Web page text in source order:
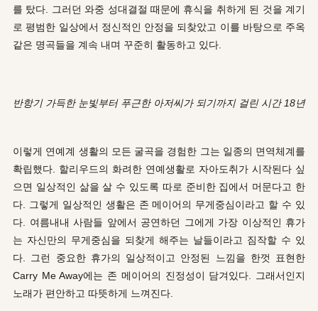
를 탔다. 그러던 와중 성대결절 때문에 휴식을 취하게 된 것을 계기
로 평범한 일상에서 정신적인 안정을 되찾았고 이를 바탕으로 주옥
같은 명곡들을 계속 내며 꾸준히 활동하고 있다.
반항기 가득한 눈빛부터 푸근한 아저씨가 되기까지 걸린 시간 18년
이렇게 연예계 생활의 모든 굴곡을 경험한 그는 일종의 면역체계를
확립했다. 할리우드의 화려한 연예생활로 자아도취가 시작된다 싶
으면 일상적인 삶을 살 수 있도록 따로 준비한 집에서 머문다고 한
다. 그렇게 일상적인 생활은 존 메이어의 무게중심이라고 할 수 있
다. 여름내내 사람들 앞에서 공연하던 그에게 가장 이상적인 휴가
는 자신만의 무게중심을 되찾게 해주는 날들이라고 짐작할 수 있
다. 그런 중요한 휴가의 일상적이고 안정된 느낌을 한껏 표현한
Carry Me Away에는 존 메이어의 진정성이 담겨있다. 그래서인지
노래가 편안하고 따뜻하게 느껴진다.